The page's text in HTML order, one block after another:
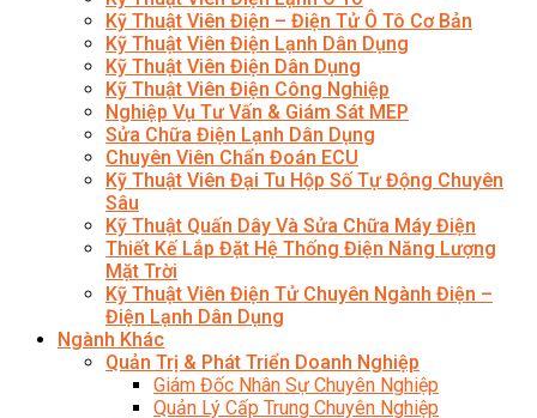
Kỹ Thuật Viên Điện – Điện Tử Ô Tô Cơ Bản
Kỹ Thuật Viên Điện Lạnh Dân Dụng
Kỹ Thuật Viên Điện Dân Dụng
Kỹ Thuật Viên Điện Công Nghiệp
Nghiệp Vụ Tư Vấn & Giám Sát MEP
Sửa Chữa Điện Lạnh Dân Dụng
Chuyên Viên Chẩn Đoán ECU
Kỹ Thuật Viên Đại Tu Hộp Số Tự Động Chuyên
Sâu
Kỹ Thuật Quấn Dây Và Sửa Chữa Máy Điện
Thiết Kế Lắp Đặt Hệ Thống Điện Năng Lượng
Mặt Trời
Kỹ Thuật Viên Điện Tử Chuyên Ngành Điện –
Điện Lạnh Dân Dụng
Ngành Khác
Quản Trị & Phát Triển Doanh Nghiệp
Giám Đốc Nhân Sự Chuyên Nghiệp
Quản Lý Cấp Trung Chuyên Nghiệp